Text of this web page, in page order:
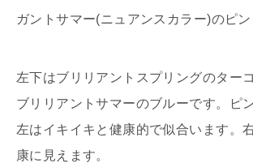
ガントサマー(ニュアンスカラー)のピン
左下はブリリアントスプリングのター
ブリリアントサマーのブルーです。ピ
左はイキイキと健康的で似合います。
康に見えます。